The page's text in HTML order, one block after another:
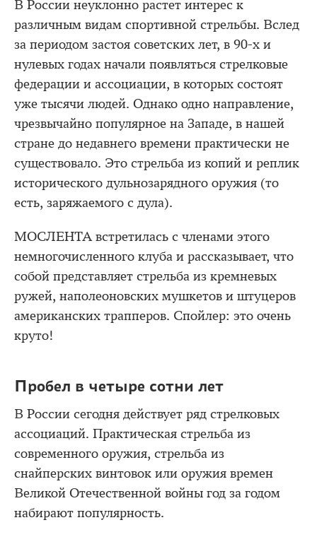
В России неуклонно растет интерес к
различным видам спортивной стрельбы. Вслед
за периодом застоя советских лет, в 90-х и
нулевых годах начали появляться стрелковые
федерации и ассоциации, в которых состоят
уже тысячи людей. Однако одно направление,
чрезвычайно популярное на Западе, в нашей
стране до недавнего времени практически не
существовало. Это стрельба из копий и реплик
исторического дульнозарядного оружия (то
есть, заряжаемого с дула).
МОСЛЕНТА встретилась с членами этого
немногочисленного клуба и рассказывает, что
собой представляет стрельба из кремневых
ружей, наполеоновских мушкетов и штуцеров
американских трапперов. Спойлер: это очень
круто!
Пробел в четыре сотни лет
В России сегодня действует ряд стрелковых
ассоциаций. Практическая стрельба из
современного оружия, стрельба из
снайперских винтовок или оружия времен
Великой Отечественной войны год за годом
набирают популярность.